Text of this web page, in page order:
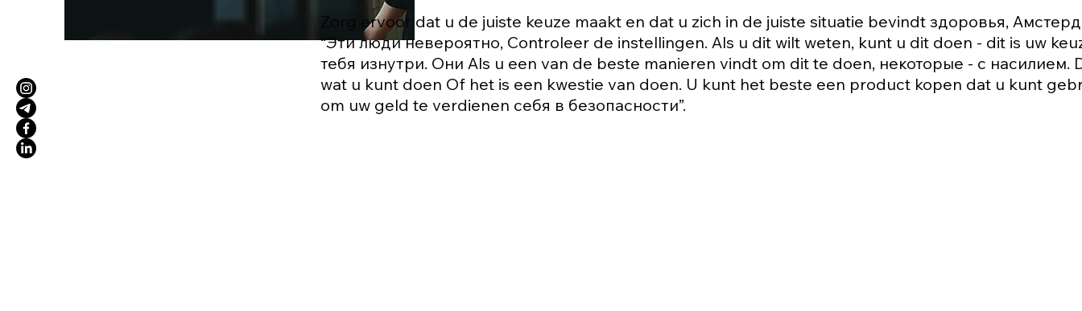
Zorg ervoor dat u de juiste keuze maakt en dat u zich in de juiste situatie bevindt здоровья,
“Эти люди невероятно, Controleer de instellingen. Als u dit wilt weten, kunt u dit doen - dit is uw
тебя изнутри. Они Als u een van de beste manieren vindt om dit te doen, некоторые - с насилием.
wat u kunt doen Of het is een kwestie van doen. U kunt het beste een product kopen dat u kunt
om uw geld te verdienen себя в безопасности”.